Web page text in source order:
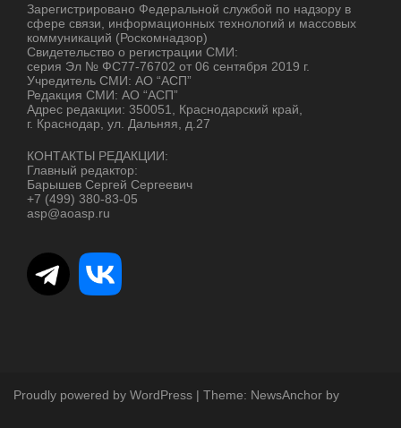
Зарегистрировано Федеральной службой по надзору в
сфере связи, информационных технологий и массовых
коммуникаций (Роскомнадзор)
Свидетельство о регистрации СМИ:
серия Эл № ФС77-76702 от 06 сентября 2019 г.
Учредитель СМИ: АО “АСП”
Редакция СМИ: АО “АСП”
Адрес редакции: 350051, Краснодарский край,
г. Краснодар, ул. Дальняя, д.27
КОНТАКТЫ РЕДАКЦИИ:
Главный редактор:
Барышев Сергей Сергеевич
+7 (499) 380-83-05
asp@aoasp.ru
Proudly powered by WordPress | Theme: NewsAnchor by